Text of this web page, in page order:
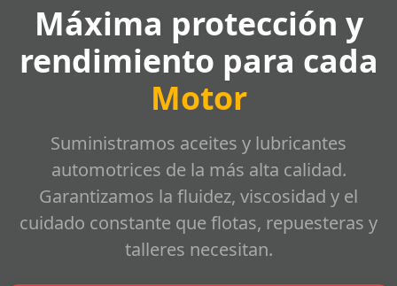
Máxima protección y
rendimiento para cada
Motor
Suministramos aceites y lubricantes
automotrices de la más alta calidad.
Garantizamos la fluidez, viscosidad y el
cuidado constante que flotas, repuesteras y
talleres necesitan.